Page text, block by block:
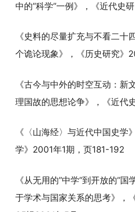
中的”科学”一例》，《近代史
《史料的尽量扩充与不看二十
个诡论现象》，《历史研究》
《古今与中外的时空互动：新
理国故的思想论争》，《近代
《〈山海经〉与近代中国史学
学》2001年1期，页181-192
《从无用的”中学”到开放的”
于学术与国家关系的思考》，